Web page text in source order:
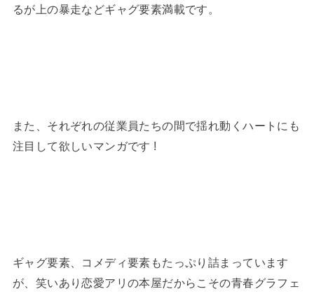
るが上の暴走などギャグ要素満載です。
また、それぞれの従業員たちの間で揺れ動くハートにも
注目して欲しいマンガです !
ギャグ要素、コメディ要素もたっぷり詰まっています
が、笑いあり恋愛アリの本屋だからこその青春グラフェ